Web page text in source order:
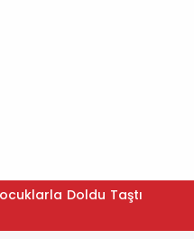
Doldu Taştı